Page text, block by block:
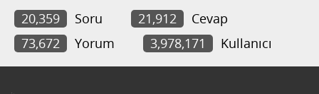
20,359 Soru 21,912
Cevap
73,672
Yorum 3,978,171 Kullanıcı